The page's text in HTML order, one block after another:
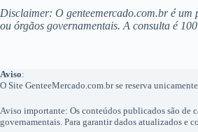
Disclaimer: O genteemercado.com.br é um
ou órgãos governamentais. A consulta é
Aviso:
O Site GenteeMercado.com.br se reserva
Aviso importante: Os conteúdos publicados são de
governamentais. Para garantir dados atualizados e